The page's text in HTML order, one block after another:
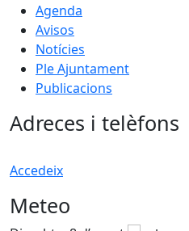
Agenda
Avisos
Notícies
Ple Ajuntament
Publicacions
Adreces i telèfons
Accedeix
Meteo